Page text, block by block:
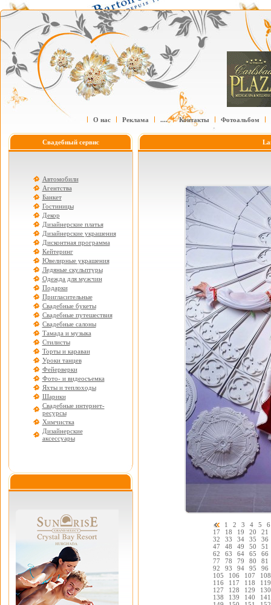
О нас Реклама .... Контакты Фотоальбом
Свадебный сервис
Автомобили
Агентства
Банкет
Гостиницы
Декор
Дизайнерские платья
Дизайнерские украшения
Дисконтная программа
Кейтеринг
Ювелирные украшения
Ледяные скульптуры
Одежда для мужчин
Подарки
Пригласительные
Свадебные букеты
Свадебные путешествия
Свадебные салоны
Тамада и музыка
Стилисты
Торты и караваи
Уроки танцев
Фейерверки
Фото- и видеосъемка
Яхты и теплоходы
Шарики
Свадебные интернет-
ресурсы
Химчистка
Дизайнерские
аксессуары
1 2 3 4 5
6
17
18 19 20
21
32
33 34 35
36
47
48 49 50
51
62
63 64 65
66
77
78 79 80
81
92
93 94 95
96
105
106 107
108
116
117 118
119
127
128 129
130
138
139 140
141